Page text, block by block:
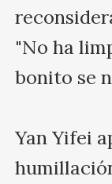
"No ha
bonito se
Yan Yifei